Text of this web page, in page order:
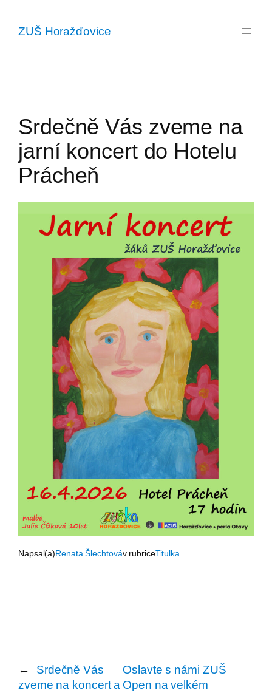
obsahZUŠ Horažďovice
Srdečně Vás zveme na
jarní koncert do Hotelu
Prácheň
Napsal(a)Renata Šlechtováv rubriceTitulka
←
Srdečně Vás
zveme na koncert a
Oslavte s námi ZUŠ
Open na velkém